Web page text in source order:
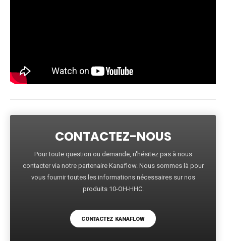
CONTACTEZ-NOUS
Pour toute question ou demande, n'hésitez pas à nous
contacter via notre partenaire Kanaflow. Nous sommes là pour
vous fournir toutes les informations nécessaires sur nos
produits 10-OH-HHC.
CONTACTEZ KANAFLOW